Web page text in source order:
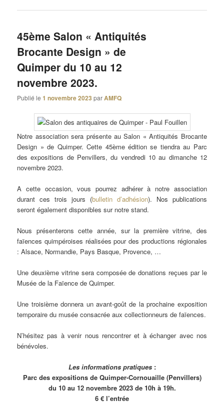
45ème Salon « Antiquités
Brocante Design » de
Quimper du 10 au 12
novembre 2023.
Publié le1 novembre 2023 parAMFQ
Notre association sera présente au Salon « Antiquités Brocante
Design » de Quimper. Cette 45ème édition se tiendra au Parc
des expositions de Penvillers, du vendredi 10 au dimanche 12
novembre 2023.
A cette occasion, vous pourrez adhérer à notre association
durant ces trois jours (bulletin d’adhésion). Nos publications
seront également disponibles sur notre stand.
Nous présenterons cette année, sur la première vitrine, des
faïences quimpéroises réalisées pour des productions régionales
: Alsace, Normandie, Pays Basque, Provence, …
Une deuxième vitrine sera composée de donations reçues par le
Musée de la Faïence de Quimper.
Une troisième donnera un avant-goût de la prochaine exposition
temporaire du musée consacrée aux collectionneurs de faïences.
N’hésitez pas à venir nous rencontrer et à échanger avec nos
bénévoles.
Les informations pratiques:
Parc des expositions de Quimper-Cornouaille (Penvillers)
du 10 au 12 novembre 2023 de 10h à 19h.
6 € l’entrée